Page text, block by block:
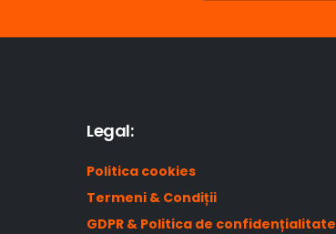
Legal:
Politica cookies
Termeni & Condiții
GDPR & Politica de confidențialitate